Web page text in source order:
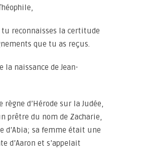
reconnaisses la certitude
que tu as reçus.
la naissance de Jean-
règne d’Hérode sur la Judée,
prêtre du nom de Zacharie,
d’Abia; sa femme était une
d’Aaron et s’appelait